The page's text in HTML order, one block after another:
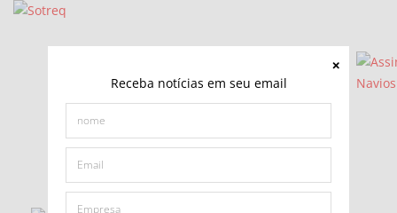
Receba notícias em seu email